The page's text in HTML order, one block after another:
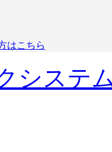
システ